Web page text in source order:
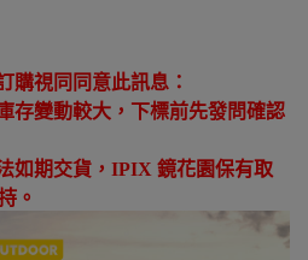
購視同同意此訊息：
存變動較大，下標前先發問確認
如期交貨， IPIX 鏡花園保有取
。